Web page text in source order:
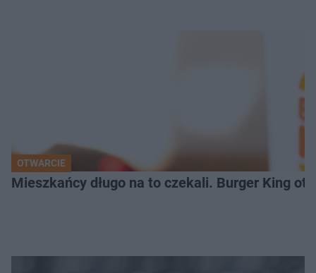
OTWARCIE
Mieszkańcy długo na to czekali. Burger King